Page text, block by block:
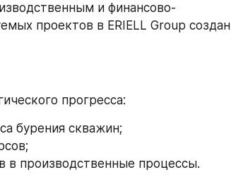
и финансово-
проектов в ERIELL Group создан
прогресса:
бурения скважин;
в производственные процессы.